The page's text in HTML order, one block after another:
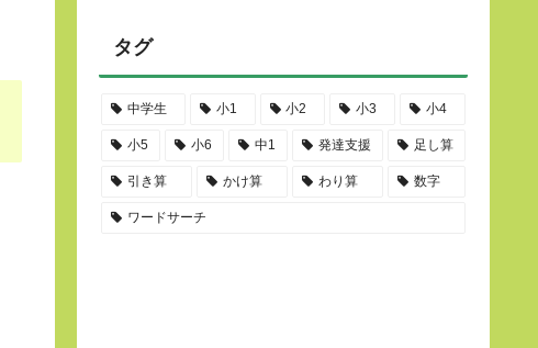
タグ
中学生 小1 小2 小3 小4
小5 小6 中1 発達支援 足し算
引き算 かけ算 わり算 数字
ワードサーチ